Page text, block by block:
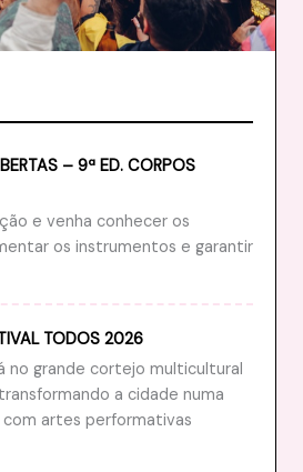
– 9ª ED. CORPOS
e venha conhecer os
os instrumentos e garantir
TODOS 2026
no grande cortejo multicultural
a cidade numa
artes performativas